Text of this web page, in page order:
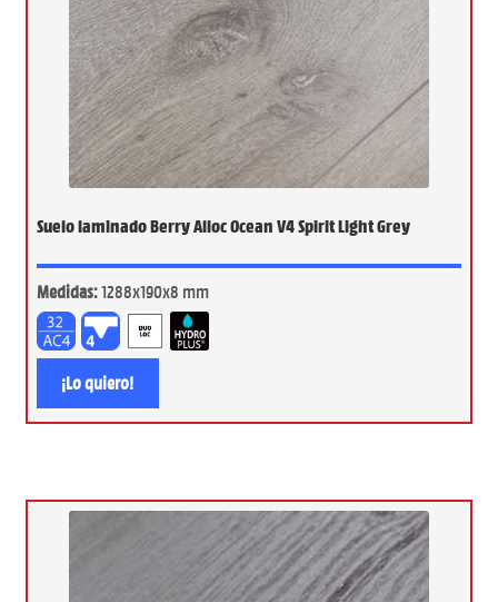
Suelo laminado Berry Alloc Ocean V4 Spirit Light Grey
Medidas:1288x190x8 mm
¡Lo quiero!